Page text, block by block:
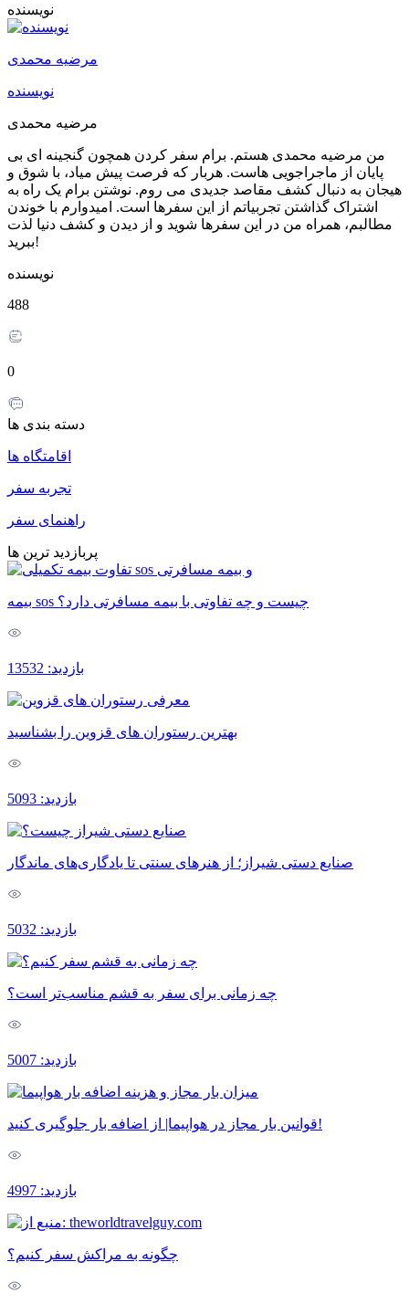
نویسنده
مرضیه محمدی
نویسنده
مرضیه محمدی
من مرضیه محمدی هستم. برام سفر کردن همچون گنجینه ای بی
پایان از ماجراجویی هاست. هربار که فرصت پیش میاد، با شوق و
هیجان به دنبال کشف مقاصد جدیدی می روم. نوشتن برام یک راه به
اشتراک گذاشتن تجربیاتم از این سفرها است. امیدوارم با خوندن
مطالبم، همراه من در این سفرها شوید و از دیدن و کشف دنیا لذت
ببرید!
نویسنده
488
0
دسته بندی ها
اقامتگاه ها
تجربه سفر
راهنمای سفر
پربازدید ترین ها
بیمه sos چیست و چه تفاوتی با بیمه مسافرتی دارد؟
بازدید: 13532
بهترین رستوران های قزوین را بشناسید
بازدید: 5093
صنایع دستی شیراز؛ از هنرهای سنتی تا یادگاری‌های ماندگار
بازدید: 5032
چه زمانی برای سفر به قشم مناسب‌تر است؟
بازدید: 5007
قوانین بار مجاز در هواپیما| از اضافه بار جلوگیری کنید!
بازدید: 4997
چگونه به مراکش سفر کنیم؟